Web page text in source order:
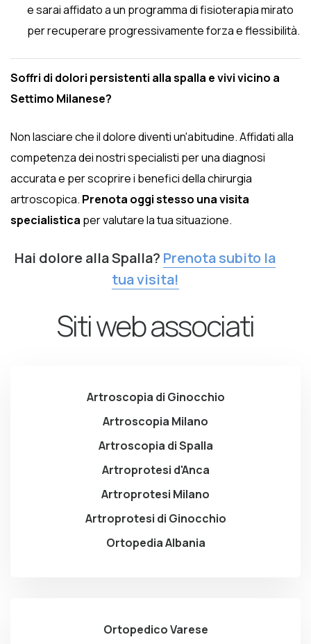
e sarai affidato a un programma di fisioterapia mirato
per recuperare progressivamente forza e flessibilità.
Soffri di dolori persistenti alla spalla e vivi vicino a
Settimo Milanese?
Non lasciare che il dolore diventi un'abitudine. Affidati alla
competenza dei nostri specialisti per una diagnosi
accurata e per scoprire i benefici della chirurgia
artroscopica. Prenota oggi stesso una visita
specialistica per valutare la tua situazione.
Hai dolore alla Spalla? Prenota subito la
tua visita!
Siti web associati
Artroscopia di Ginocchio
Artroscopia Milano
Artroscopia di Spalla
Artroprotesi d'Anca
Artroprotesi Milano
Artroprotesi di Ginocchio
Ortopedia Albania
Ortopedico Varese